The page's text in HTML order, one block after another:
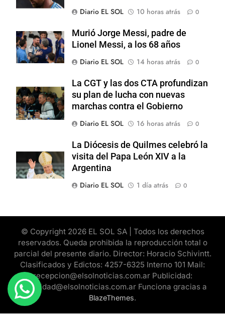
Diario EL SOL
10 horas atrás 0
Murió Jorge Messi, padre de
Lionel Messi, a los 68 años
Diario EL SOL
14 horas atrás 0
La CGT y las dos CTA profundizan
su plan de lucha con nuevas
marchas contra el Gobierno
Diario EL SOL
16 horas atrás 0
La Diócesis de Quilmes celebró la
visita del Papa León XIV a la
Argentina
Diario EL SOL
1 día atrás 0
© Copyright 2026 EL SOL SA | Todos los derechos
reservados. Queda prohibida la reproducción total o
parcial del presente diario. Director: Horacio Schivintt.
Clasificados y Edictos: 4257-6325 Interno 101 Mail:
recepcion@elsolnoticias.com.ar Publicidad:
publicidad@elsolnoticias.com.ar Funciona gracias a
BlazeThemes.